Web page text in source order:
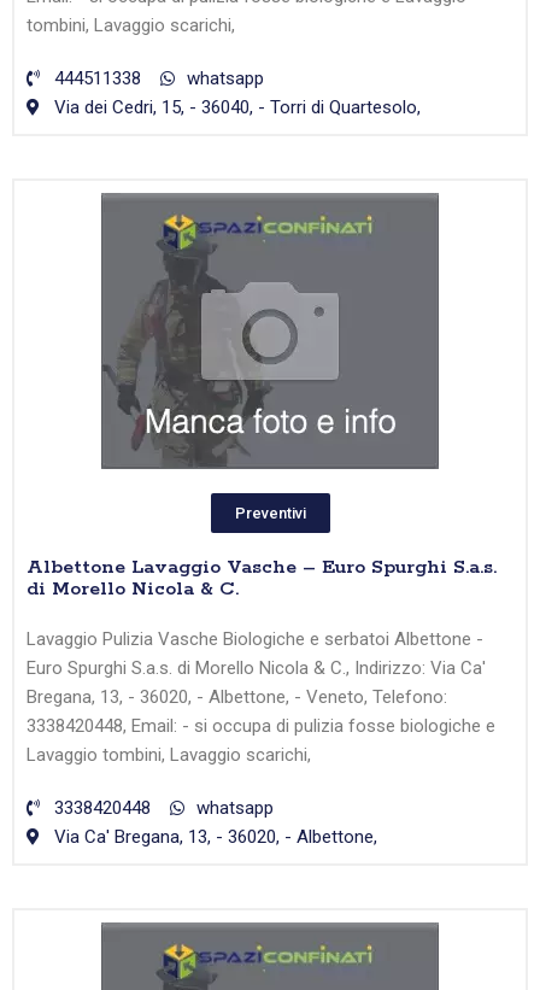
tombini, Lavaggio scarichi,
444511338
whatsapp
Via dei Cedri, 15, - 36040, - Torri di Quartesolo,
Preventivi
Albettone Lavaggio Vasche – Euro Spurghi S.a.s.
di Morello Nicola & C.
Lavaggio Pulizia Vasche Biologiche e serbatoi Albettone -
Euro Spurghi S.a.s. di Morello Nicola & C., Indirizzo: Via Ca'
Bregana, 13, - 36020, - Albettone, - Veneto, Telefono:
3338420448, Email: - si occupa di pulizia fosse biologiche e
Lavaggio tombini, Lavaggio scarichi,
3338420448
whatsapp
Via Ca' Bregana, 13, - 36020, - Albettone,